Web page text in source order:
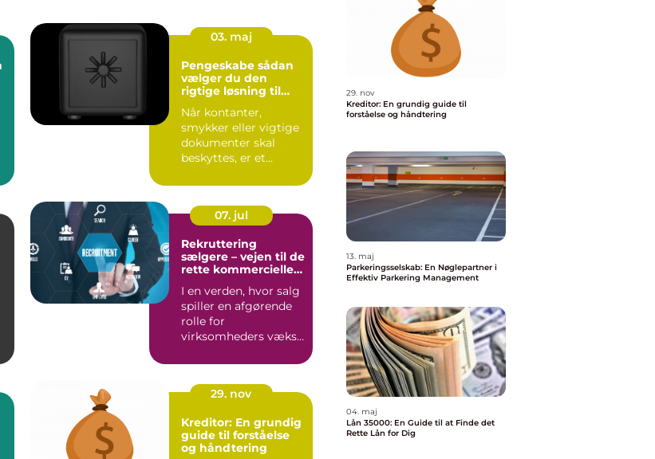
03. maj
Pengeskabe sådan
vælger du den
rigtige løsning til
Når kontanter,
smykker eller vigtige
dokumenter skal
beskyttes, er et
mest effekt...
07. jul
Rekruttering
sælgere – vejen til de
rette kommercielle
I en verden, hvor salg
spiller en afgørende
rolle for
virksomheders vækst
29. nov
Kreditor: En grundig
guide til forståelse
og håndtering
29. nov
Kreditor: En grundig guide til
forståelse og håndtering
13. maj
Parkeringsselskab: En Nøglepartner i
Effektiv Parkering Management
04. maj
Lån 35000: En Guide til at Finde det
Rette Lån for Dig